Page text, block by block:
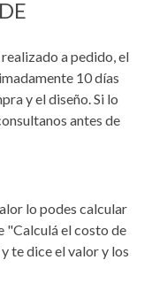
a pedido, el
10 días
y el diseño. Si lo
antes de
lo podes calcular
"Calculá el costo de
te dice el valor y los